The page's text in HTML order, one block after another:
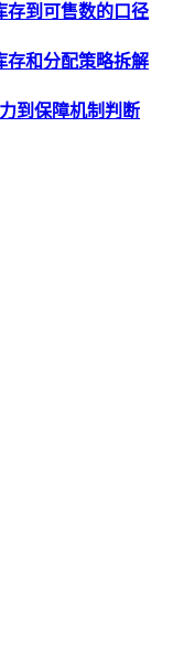
存到可售数的口径
存和分配策略拆解
到保障机制判断